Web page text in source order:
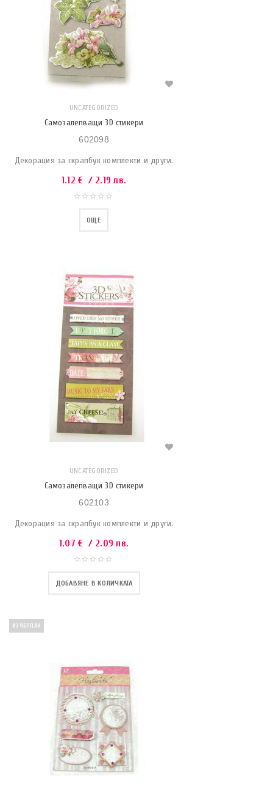
UNCATEGORIZED
Самозалепващи 3D стикери
602098
Декорация за скрапбук комплекти и други.
1.12€ / 2.19 лв.
ОЩЕ
UNCATEGORIZED
Самозалепващи 3D стикери
602103
Декорация за скрапбук комплекти и други.
1.07€ / 2.09 лв.
ДОБАВЯНЕ В КОЛИЧКАТА
ИЗЧЕРПАН